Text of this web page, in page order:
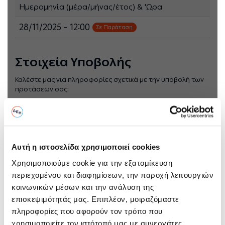
Αυτή η ιστοσελίδα χρησιμοποιεί cookies
Χρησιμοποιούμε cookie για την εξατομίκευση
περιεχομένου και διαφημίσεων, την παροχή λειτουργιών
κοινωνικών μέσων και την ανάλυση της
επισκεψιμότητάς μας. Επιπλέον, μοιραζόμαστε
πληροφορίες που αφορούν τον τρόπο που
χρησιμοποιείτε τον ιστότοπό μας με συνεργάτες
Ημερομηνία (μέρα/μήνας/έτος) & 'Ωρα
28/11/2025 - 12:00 Σε Παράταση
Στοιχεία Υποβολής
Καλέστε μας για πληροφορίες σχετικά με την υποβολή των
προτάσεων σας:
Πληροφορίες:
Πληροφορίες παρέχονται από την
κα Β. Μαυροπούλου , τηλέφωνο
v.mavropoulou@ppcgroup.com.
Υποβολή:
Ο ηλεκτρονικός διαγωνισμός θα
πραγματοποιηθεί με χρήση της
πλατφόρμας “tenderONE” της
εταιρείας cosmoONE του
Συστήματος Ηλεκτρονικών